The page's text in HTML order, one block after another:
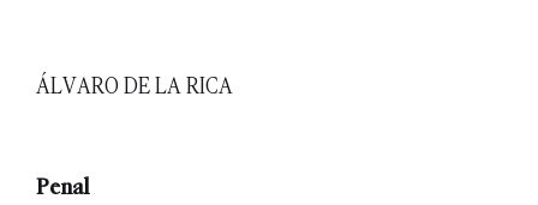
ÁLVARO DE LA RICA
Penal